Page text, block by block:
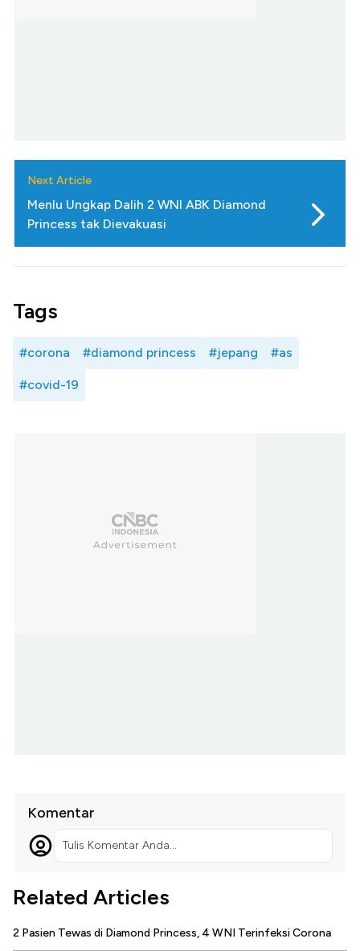
Next Article
Menlu Ungkap Dalih 2 WNI ABK Diamond
Princess tak Dievakuasi
Tags
#corona #diamond princess #jepang #as
#covid-19
Komentar
Tulis Komentar Anda...
Related Articles
2 Pasien Tewas di Diamond Princess, 4 WNI Terinfeksi Corona